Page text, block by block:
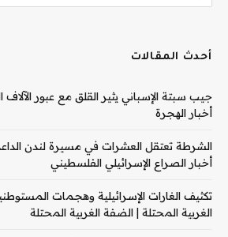
أحدث المقالات
جيب سبتة الإسباني يثير القلق مع عبور
أخبار الهجرة
الشرطة تعتقل العشرات في مسيرة لندن
أخبار الصراع الإسرائيلي الفلسطيني
تكثيف الغارات الإسرائيلية وهجمات
الغربية المحتلة | الضفة الغربية المحتلة